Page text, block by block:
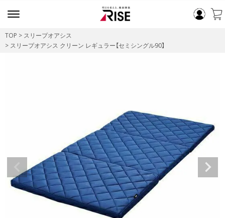
TOP
スリープオアシス
スリープオアシス クリーン レギュラー【セミシングル90】